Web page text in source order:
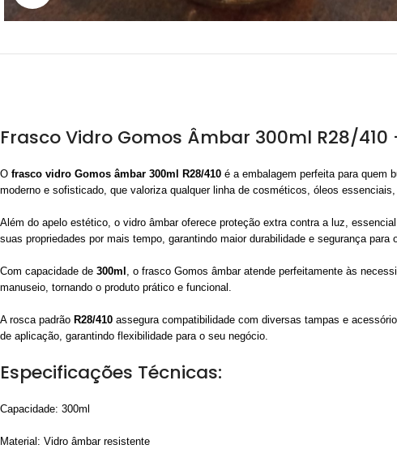
Frasco Vidro Gomos Âmbar 300ml R28/
O frasco vidro Gomos âmbar 300ml R28/410 é a embalagem perfeita para quem
moderno e sofisticado, que valoriza qualquer linha de cosméticos, óleos
Além do apelo estético, o vidro âmbar oferece proteção extra contra a luz,
suas propriedades por mais tempo, garantindo maior durabilidade e segurança para
Com capacidade de 300ml , o frasco Gomos âmbar atende perfeitamente às
manuseio, tornando o produto prático e funcional.
A rosca padrão R28/410 assegura compatibilidade com diversas tampas e
de aplicação, garantindo flexibilidade para o seu negócio.
Especificações Técnicas:
Capacidade: 300ml
Material: Vidro âmbar resistente